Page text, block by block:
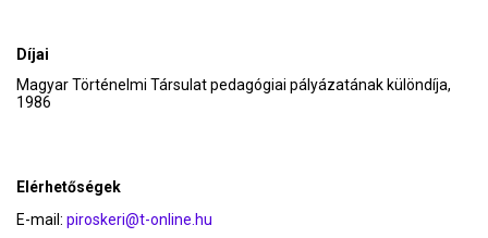
Díjai
Magyar Történelmi Társulat pedagógiai pályázatának különdíja,
1986
Elérhetőségek
E-mail: piroskeri@t-online.hu